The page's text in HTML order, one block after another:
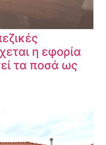
η εφορία
τα ποσά ως